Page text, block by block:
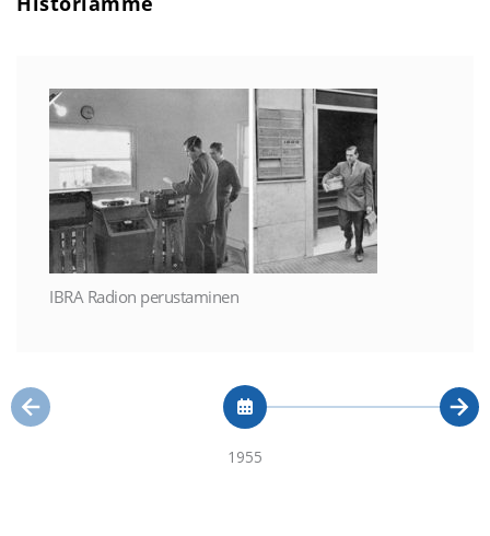
IBRA Radion perustaminen
1955